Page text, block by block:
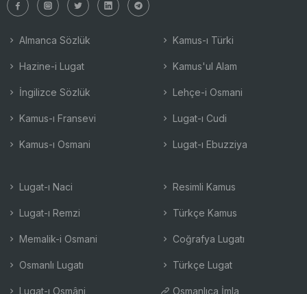
Almanca Sözlük
Hazine-i Lugat
İngilizce Sözlük
Kamus-ı Fransevi
Kamus-ı Osmani
Kamus-ı Türki
Kamus'ul Alam
Lehçe-i Osmani
Lugat-ı Cudi
Lugat-ı Ebuzziya
Lugat-ı Naci
Lugat-ı Remzi
Memalik-i Osmani
Osmanlı Lugatı
Lugat-ı Osmâni
Resimli Kamus
Türkçe Kamus
Coğrafya Lugatı
Türkçe Lugat
Osmanlıca İmla